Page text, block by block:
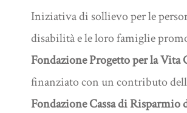
Iniziativa di sollievo per le
disabilità e le loro famiglie
Fondazione Progetto per la Vita
finanziato con un contributo
Fondazione Cassa di Risparmio